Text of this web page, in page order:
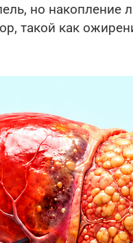
но накопление
такой как